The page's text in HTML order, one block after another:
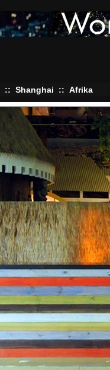
:: Shanghai :: Afrika